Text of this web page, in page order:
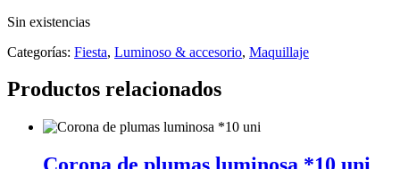
Sin existencias
Categorías: Fiesta, Luminoso & accesorio, Maquillaje
Productos relacionados